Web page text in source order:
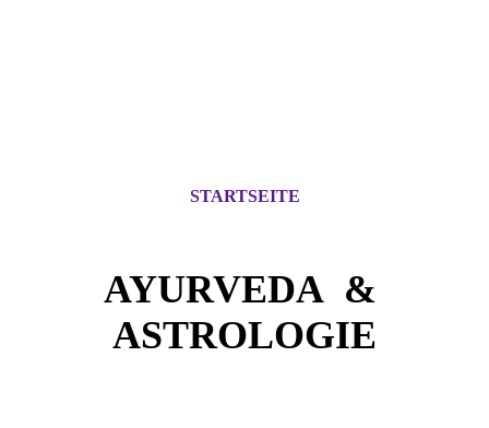
STARTSEITE
AYURVEDA &
ASTROLOGIE